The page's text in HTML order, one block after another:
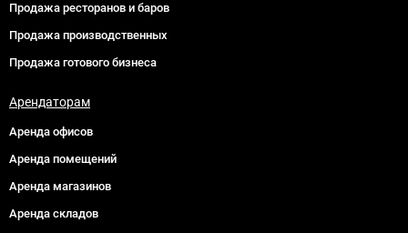
Продажа ресторанов и баров
Продажа производственных
Продажа готового бизнеса
Арендаторам
Аренда офисов
Аренда помещений
Аренда магазинов
Аренда складов